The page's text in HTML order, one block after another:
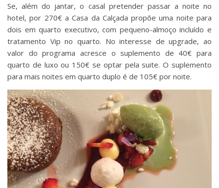
Se, além do jantar, o casal pretender passar a noite no
hotel, por 270€ a Casa da Calçada propõe uma noite para
dois em quarto executivo, com pequeno-almoço incluído e
tratamento Vip no quarto. No interesse de upgrade, ao
valor do programa acresce o suplemento de 40€ para
quarto de luxo ou 150€ se optar pela suite. O suplemento
para mais noites em quarto duplo é de 105€ por noite.